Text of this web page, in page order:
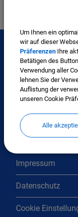
Kontakt
Inhaltsverzeichnis
Impressum
Datenschutz
Cookie
Um Ihnen ein
wir auf dieser
Präferenzen Ihre
Betätigen des
Verwendung aller
lehnen Sie der
Auflistung der
unseren Cookie
Alle